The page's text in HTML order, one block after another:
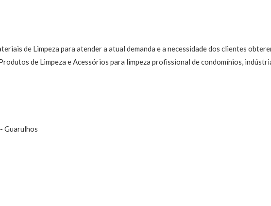
de Limpeza para atender a atual demanda e a necessidade dos clientes
de Limpeza e Acessórios para limpeza profissional de condomínios,
Guarulhos